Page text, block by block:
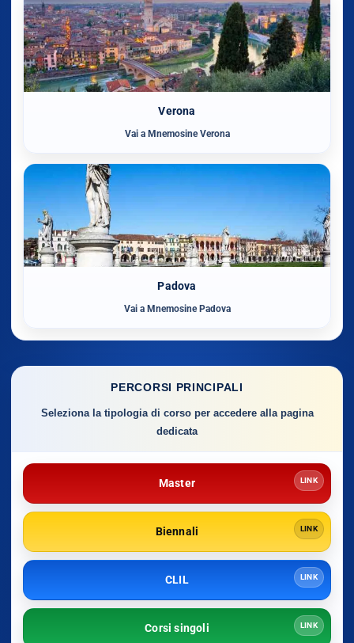
Verona
Vai a Mnemosine Verona
Padova
Vai a Mnemosine Padova
PERCORSI PRINCIPALI
Seleziona la tipologia di corso per accedere alla pagina
dedicata
Master LINK
Biennali LINK
CLIL LINK
Corsi singoli LINK